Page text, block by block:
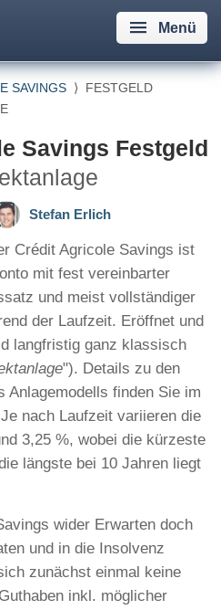
Menü
SAVINGS ⟩ FESTGELD
Savings Festgeld
Stefan Erlich
Crédit Agricole Savings ist
mit fest vereinbarter
und meist vollständiger
der Laufzeit. Eröffnet und
langfristig ganz klassisch
"). Details zu den
Anlagemodells finden Sie im
nach Laufzeit variieren die
3,25 %, wobei die kürzeste
längste bei 10 Jahren liegt
wider Erwarten doch
und in die Insolvenz
zunächst einmal keine
inkl. möglicher